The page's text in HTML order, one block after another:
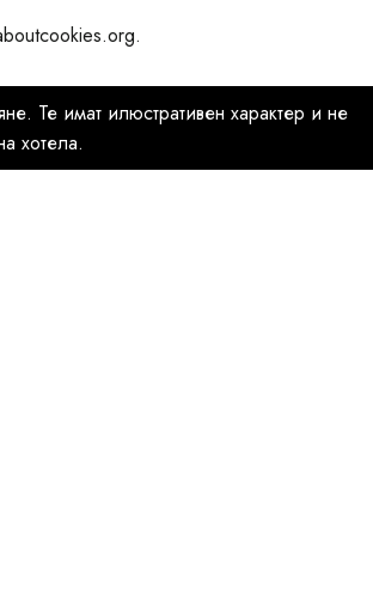
Те имат илюстративен характер и не
хотела.